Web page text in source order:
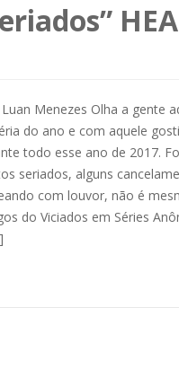
HEA
Menezes Olha a gente
do ano e com aquele
todo esse ano de 2017.
seriados, alguns
com louvor, não é
do Viciados em Séries